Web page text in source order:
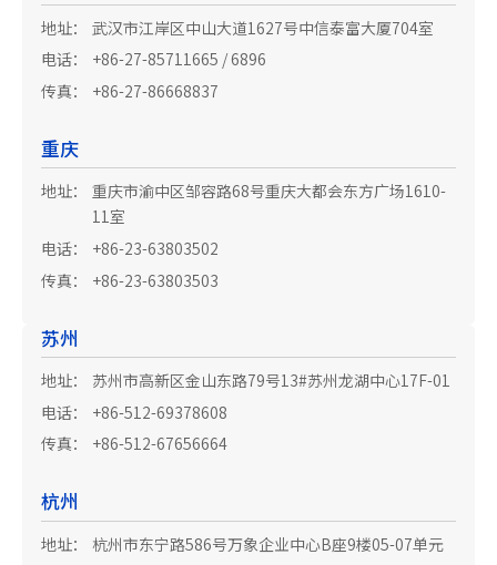
地址：
武汉市江岸区中山大道1627号中信泰富大厦704室
电话：
+86-27-85711665 / 6896
传真：
+86-27-86668837
重庆
地址：
重庆市渝中区邹容路68号重庆大都会东方广场1610-
11室
电话：
+86-23-63803502
传真：
+86-23-63803503
苏州
地址：
苏州市高新区金山东路79号13#苏州龙湖中心17F-01
电话：
+86-512-69378608
传真：
+86-512-67656664
杭州
地址：
杭州市东宁路586号万象企业中心B座9楼05-07单元